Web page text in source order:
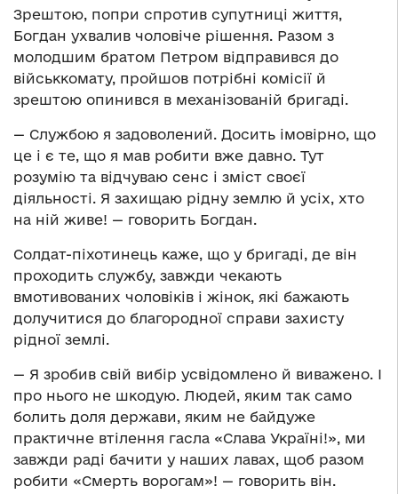
Зрештою, попри спротив супутниці життя,
Богдан ухвалив чоловіче рішення. Разом з
молодшим братом Петром відправився до
військкомату, пройшов потрібні комісії й
зрештою опинився в механізованій бригаді.
— Службою я задоволений. Досить імовірно, що
це і є те, що я мав робити вже давно. Тут
розумію та відчуваю сенс і зміст своєї
діяльності. Я захищаю рідну землю й усіх, хто
на ній живе! — говорить Богдан.
Солдат-піхотинець каже, що у бригаді, де він
проходить службу, завжди чекають
вмотивованих чоловіків і жінок, які бажають
долучитися до благородної справи захисту
рідної землі.
— Я зробив свій вибір усвідомлено й виважено. І
про нього не шкодую. Людей, яким так само
болить доля держави, яким не байдуже
практичне втілення гасла «Слава Україні!», ми
завжди раді бачити у наших лавах, щоб разом
робити «Смерть ворогам»! — говорить він.